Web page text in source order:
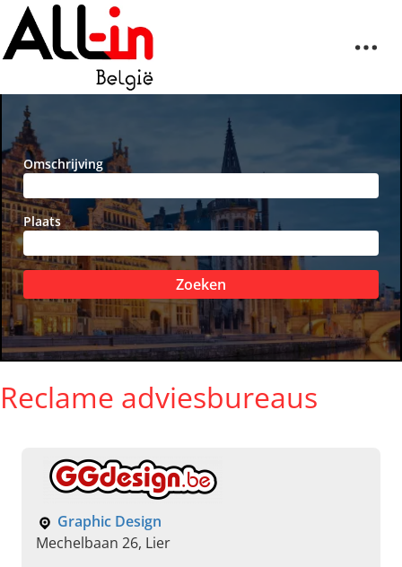
Omschrijving
Plaats
Zoeken
Reclame adviesbureaus
Graphic Design
Mechelbaan 26, Lier